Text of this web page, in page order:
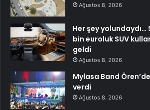
Ağustos 8, 2026
Her şey yolundaydı…
bin euroluk SUV
geldi
Ağustos 8, 2026
Mylasa Band
verdi
Ağustos 8, 2026